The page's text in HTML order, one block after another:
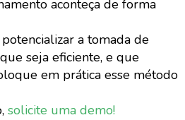
aconteça de forma
a tomada de
seja eficiente, e que
em prática esse método
solicite uma demo!